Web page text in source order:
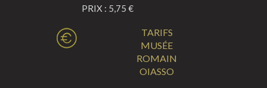
PRIX : 5,75 €
TARIFS
MUSÉE
ROMAIN
OIASSO